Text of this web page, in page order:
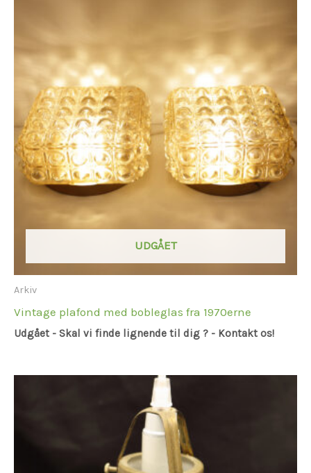
UDGÅET
Arkiv
Vintage plafond med bobleglas fra 1970erne
Udgået - Skal vi finde lignende til dig ? - Kontakt os!